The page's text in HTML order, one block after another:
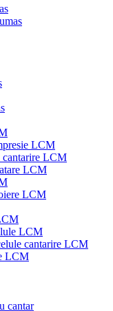
LCM
cantarire LCM
LCM
LCM
LCM
cantarire LCM
LCM
cantar